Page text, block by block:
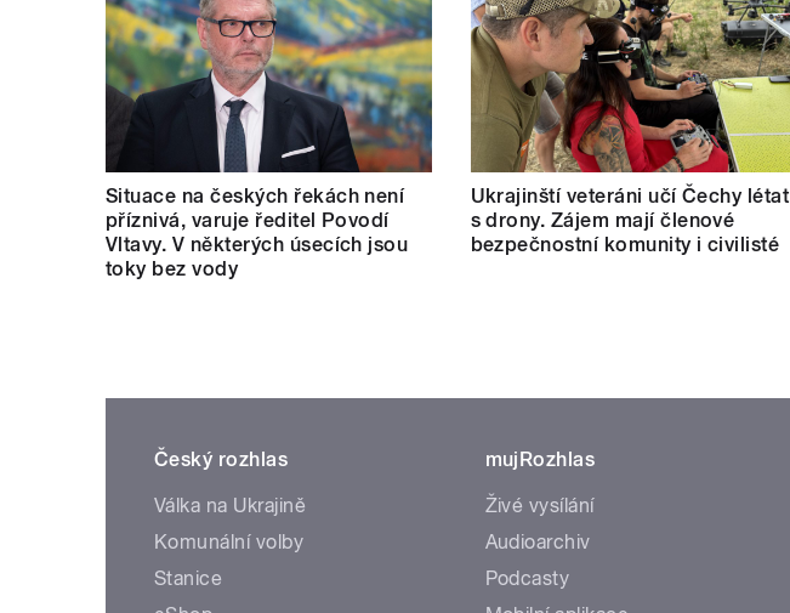
Situace na českých řekách není
příznivá, varuje ředitel Povodí
Vltavy. V některých úsecích jsou
toky bez vody
Ukrajinští veteráni učí Čechy létat
s drony. Zájem mají členové
bezpečnostní komunity i civilisté
Český rozhlas
Válka na Ukrajině
Komunální volby
Stanice
mujRozhlas
Živé vysílání
Audioarchiv
Podcasty